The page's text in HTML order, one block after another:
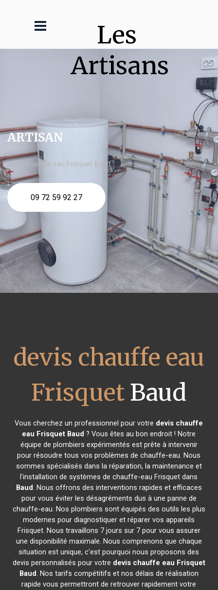
Les
Artisans
ARTISAN
devis chauffe eau Frisquet Baud
09 72 59 92 27
devis chauffe eau
Frisquet Baud
Vous cherchez un professionnel pour votre devis chauffe
eau Frisquet Baud ? Vous êtes au bon endroit ! Notre
équipe de plombiers expérimentés est prête à intervenir
pour résoudre tous vos problèmes de chauffe-eau. Nous
sommes spécialisés dans la réparation, la maintenance et
l'installation de systèmes de chauffe-eau Frisquet dans
Baud. Nous offrons des interventions rapides et efficaces
pour vous éviter les désagréments dus à une panne de
chauffe-eau. Nos plombiers sont équipés des outils les plus
modernes pour diagnostiquer et réparer vos appareils
Frisquet. Nous travaillons 7 jours sur 7 pour vous assurer
une disponibilité maximale. Nous comprenons que chaque
situation est unique, c'est pourquoi nous proposons des
devis personnalisés pour votre devis chauffe eau Frisquet
Baud. Nos tarifs compétitifs et nos délais de réalisation
rapide vous permettront de retrouver rapidement votre